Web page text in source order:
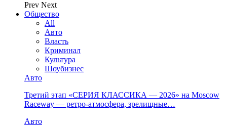
Prev Next
Общество
All
Авто
Власть
Криминал
Культура
Шоубизнес
Авто
Третий этап «СЕРИЯ КЛАССИКА — 2026» на Moscow
Raceway — ретро‑атмосфера, зрелищные…
Авто